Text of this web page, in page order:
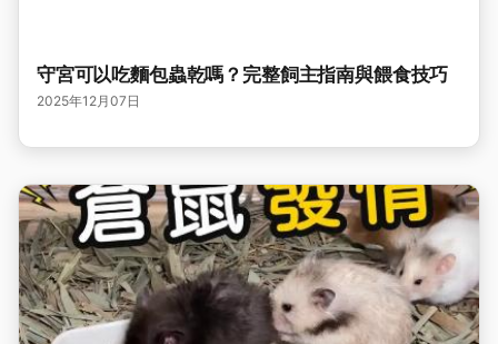
守宮可以吃麵包蟲乾嗎？完整飼主指南與餵食技巧
2025年12月07日